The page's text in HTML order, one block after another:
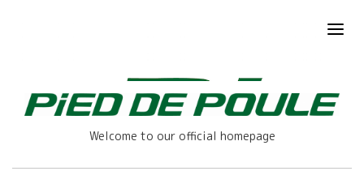
Welcome to our official homepage